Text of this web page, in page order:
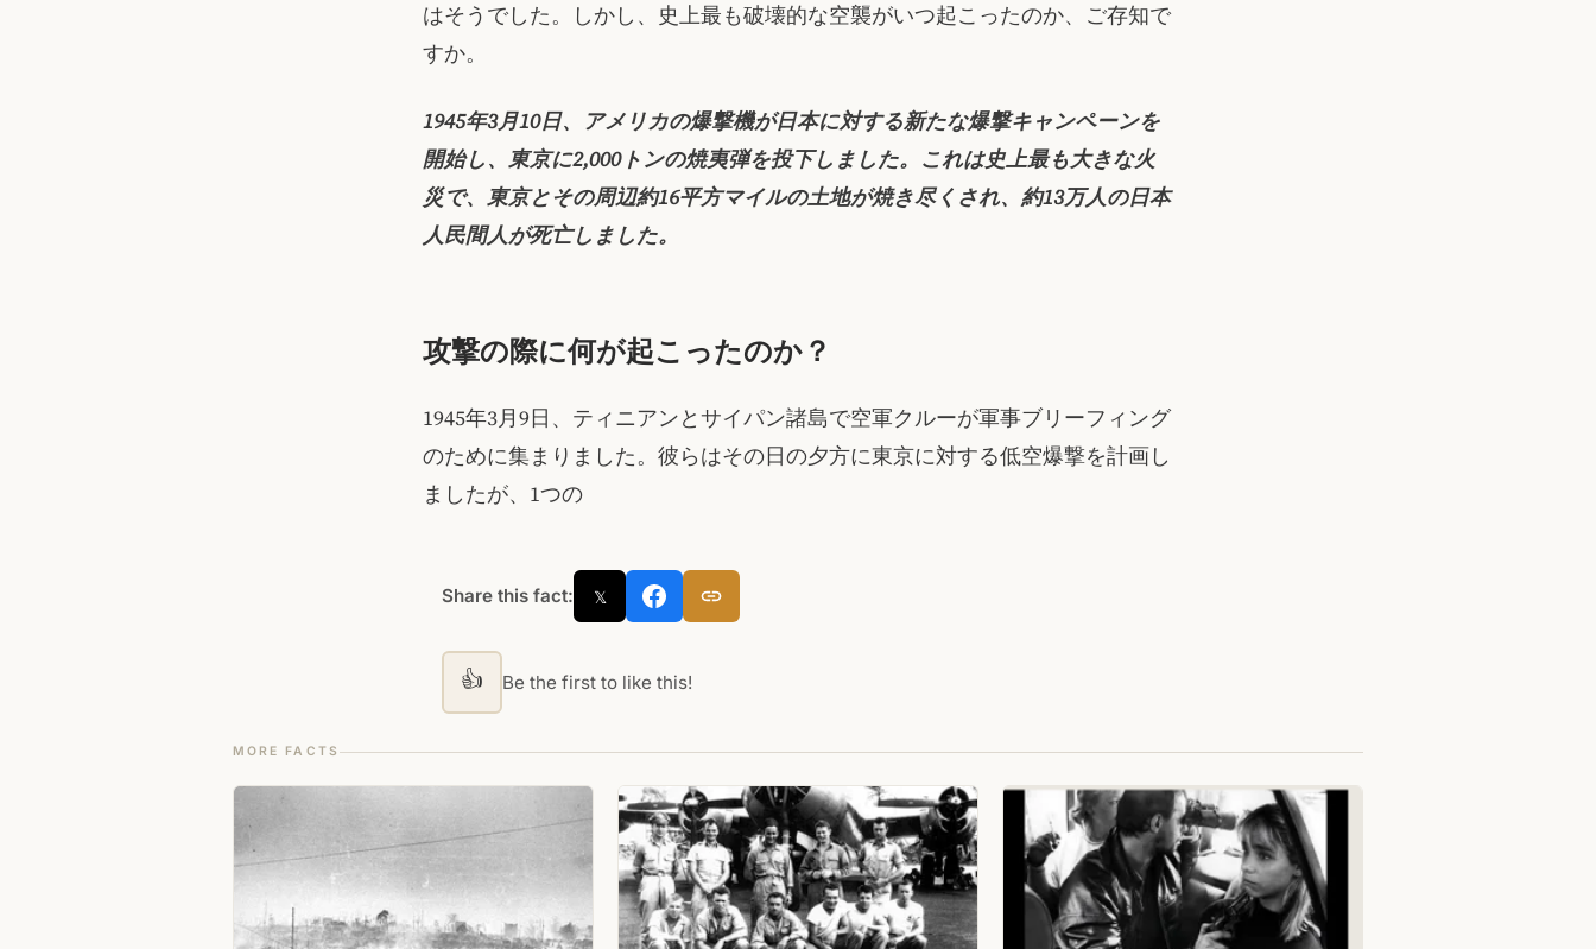
はそうでした。しかし、史上最も破壊的な空襲がいつ起こったのか、ご存知で
すか。
1945年3月10日、アメリカの爆撃機が日本に対する新たな爆撃キャンペーンを
開始し、東京に2,000トンの焼夷弾を投下しました。これは史上最も大きな火
災で、東京とその周辺約16平方マイルの土地が焼き尽くされ、約13万人の日本
人民間人が死亡しました。
攻撃の際に何が起こったのか？
1945年3月9日、ティニアンとサイパン諸島で空軍クルーが軍事ブリーフィング
のために集まりました。彼らはその日の夕方に東京に対する低空爆撃を計画し
ましたが、1つの
Share this fact: 𝕏
👍 Be the first to like this!
MORE FACTS